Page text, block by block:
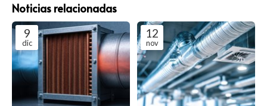
Noticias relacionadas
9
dic
12
nov